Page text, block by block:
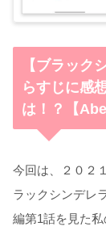
【ブラック
らすじに感
は！？【
今回は、２０２
ラックシンデレ
編第1話を見た